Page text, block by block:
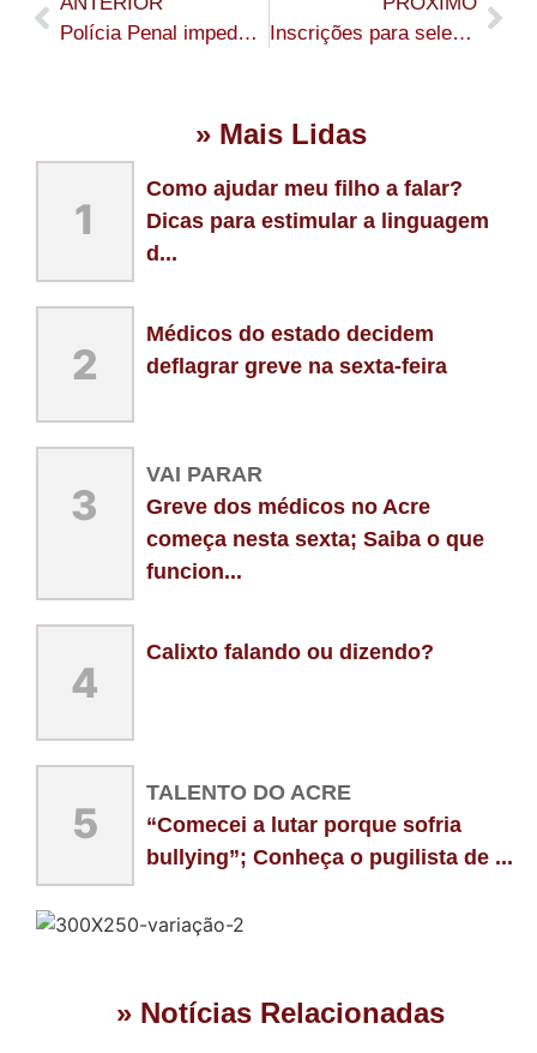
Polícia Penal impede entrada de 11 celulares arremessados para presídio de Sena Madureira
Inscrições para seleção do IBGE terminam nesta quinta-feira às 12h no horário do Acre
» Mais Lidas
1
Como ajudar meu filho a falar?
Dicas para estimular a linguagem
d...
2
Médicos do estado decidem
deflagrar greve na sexta-feira
3
VAI PARAR
Greve dos médicos no Acre
começa nesta sexta; Saiba o que
funcion...
4
Calixto falando ou dizendo?
5
TALENTO DO ACRE
“Comecei a lutar porque sofria
bullying”; Conheça o pugilista de ...
» Notícias Relacionadas